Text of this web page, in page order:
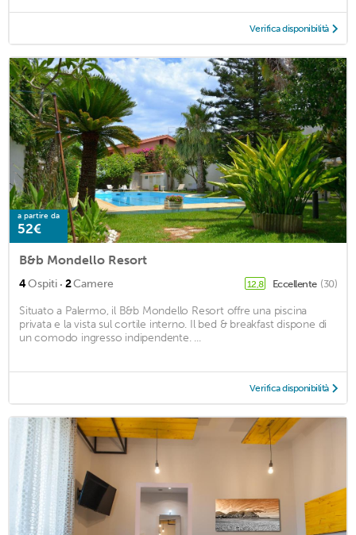
Verifica disponibilità
a partire da
52€
B&b Mondello Resort
4Ospiti · 2Camere 12,8 Eccellente (30)
Situato a Palermo, il B&b Mondello Resort offre una piscina
privata e la vista sul cortile interno. Il bed & breakfast dispone di
un comodo ingresso indipendente. ...
Verifica disponibilità